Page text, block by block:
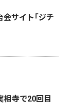
サイト｢ジチ
寺で20回目